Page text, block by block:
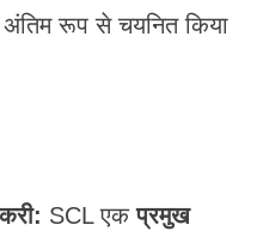
अंतिम रूप से चयनित किया
SCL एकप्रमुख